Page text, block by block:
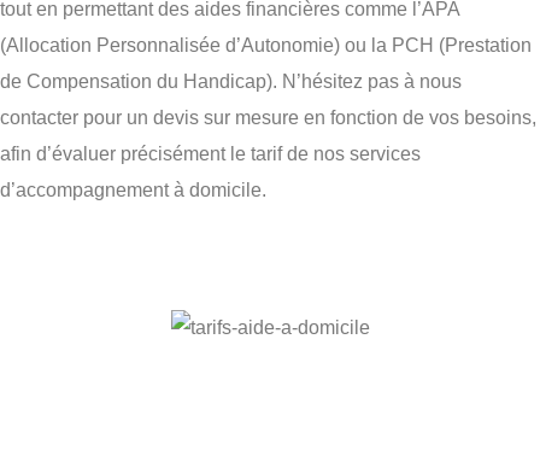
tout en permettant des aides financières comme l’APA
(Allocation Personnalisée d’Autonomie) ou la PCH (Prestation
de Compensation du Handicap). N’hésitez pas à nous
contacter pour un devis sur mesure en fonction de vos besoins,
afin d’évaluer précisément le tarif de nos services
d’accompagnement à domicile.